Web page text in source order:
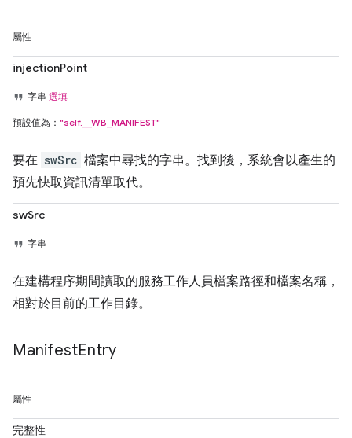
屬性
injectionPoint
字串 選填
預設值為： "self.__WB_MANIFEST"
要在 swSrc 檔案中尋找的字串。找到後，系統會以產生的
預先快取資訊清單取代。
swSrc
字串
在建構程序期間讀取的服務工作人員檔案路徑和檔案名稱，
相對於目前的工作目錄。
ManifestEntry
屬性
完整性